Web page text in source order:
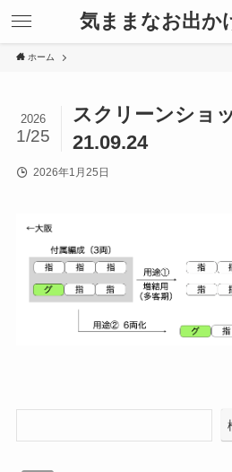
気ままなお出か
ホーム
スクリーンショ
21.09.24
2026
1/25
2026年1月25日